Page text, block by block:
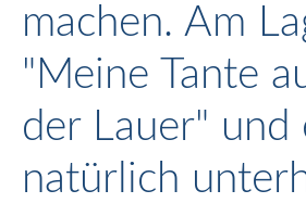
machen. Am
"Meine Tante
der Lauer" und
natürlich